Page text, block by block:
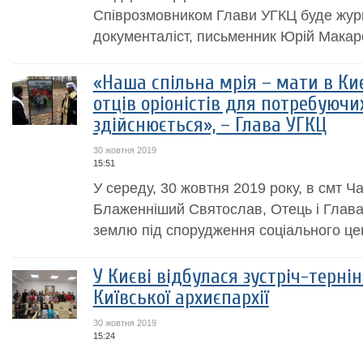
Співрозмовником Глави УГКЦ буде
документаліст, письменник Юрій
«Наша спільна мрія – мати в
отців оріоністів для
здійснюється», – Глава УГКЦ
30 жовтня 2019
15:51
У середу, 30 жовтня 2019 року, в смт
Блаженніший Святослав, Отець і
землю під спорудження соціального
У Києві відбулася зустріч-
Київської архиєпархії
30 жовтня 2019
15:24